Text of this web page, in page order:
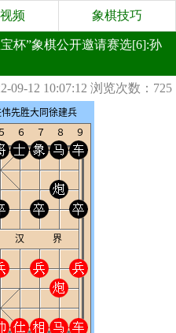
频 象棋技巧
杯”象棋公开邀请赛选[6]:孙
09-12 10:07:12 浏览次数：725